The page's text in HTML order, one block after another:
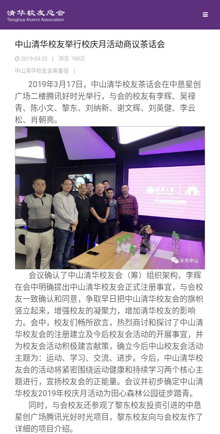
地区联络
院系校友工作
专业委员会
西南联大校友会
回馈母校
捐赠新闻
捐赠纪事
义工计划
媒体平台
《清华校友通讯》
《水木清华》
新媒体平台
百年清华
清华人物
青春风采
校友文苑
校友讲坛
校友视界
校友服务
信息化服务
三创大赛
实用信息
校友总会
总会简介
会长致辞
总会章程
理事会名单
制度法规
联系我们
关闭
中山清华校友举行校庆月活动商议茶话会
2019-03-20 | 浏览 780次
中山清华校友会筹备组
|
2019年3月17日，中山清华校友茶话会在中恳星创
广场二楼腾讯好时光举行，与会的校友有李辉、吴禄
青、陈小文、黎东、刘纳新、谢文辉、刘英健、李云
松、肖朝亮。
会议确认了中山清华校友会（筹）组织架构，李辉
在会中明确提出中山清华校友会正式注册事宜，与会校
友一致确认和同意，争取早日把中山清华校友会的旗帜
竖立起来，增强校友的凝聚力，增加清华校友的影响
力。会中，校友们畅所欲言，热烈商讨和探讨了中山清
华校友会的注册建立及今后校友会活动的开展事宜，并
为校友会活动积极建言献策，确立今后中山校友会活动
主题为：运动、学习、交流、进步。今后，中山清华校
友会的活动将紧密围绕运动健康和持续学习两个核心主
题进行，宣扬校友会的正能量。会议并初步确定中山清
华校友2019年校庆月活动为田心森林公园徒步踏青。
同时，与会校友还参观了黎东校友投资引进的中恳
星创广场腾讯光好时光项目，黎东校友向与会校友作了
详细的项目介绍。